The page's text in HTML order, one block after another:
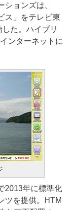
ョンズは、
ス」をテレビ東
た。ハイブリ
ンターネットに
2013年に標準化
ツを提供。HTM